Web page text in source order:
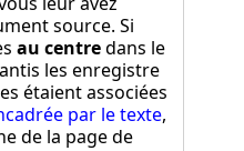
source. Si
au centredans le
les enregistre
étaient associées
par le texte,
de la page de